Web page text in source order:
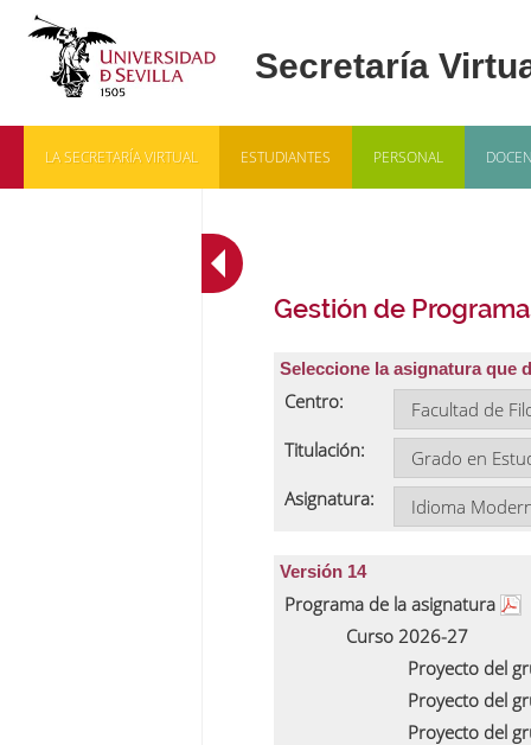
LA SECRETARÍA VIRTUAL ESTUDIANTES PERSONAL
Gestión de
Seleccione la asignatura que
Centro:
Titulación:
Asignatura:
Versión 14
Programa de la asignatura
Curso 2026-27
Proyecto del
Proyecto del
Proyecto del